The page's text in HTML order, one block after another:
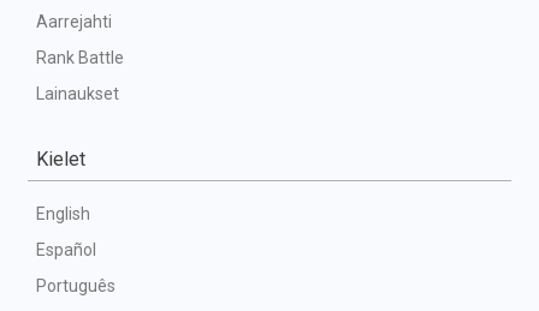
Aarrejahti
Rank Battle
Lainaukset
Kielet
English
Español
Português